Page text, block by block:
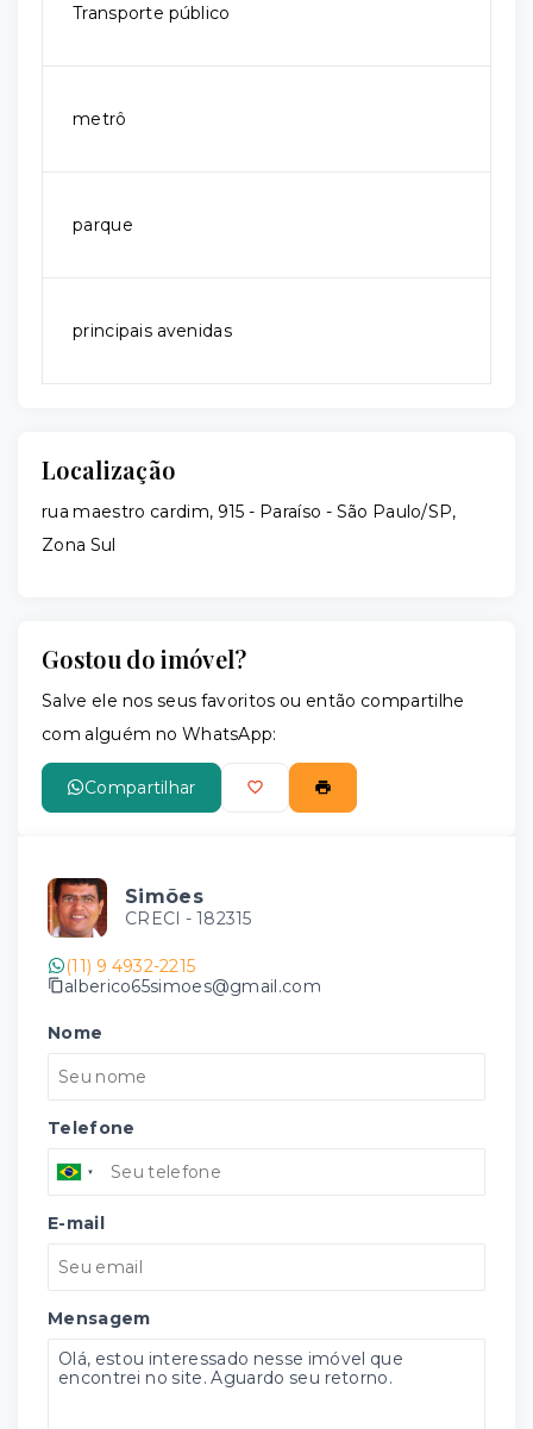
Transporte público
metrô
parque
principais avenidas
Localização
rua maestro cardim, 915 - Paraíso - São Paulo/SP,
Zona Sul
Gostou do imóvel?
Salve ele nos seus favoritos ou então compartilhe
com alguém no WhatsApp:
Compartilhar
Simões
CRECI - 182315
(11) 9 4932-2215
alberico65simoes@gmail.com
Nome
Telefone
E-mail
Mensagem